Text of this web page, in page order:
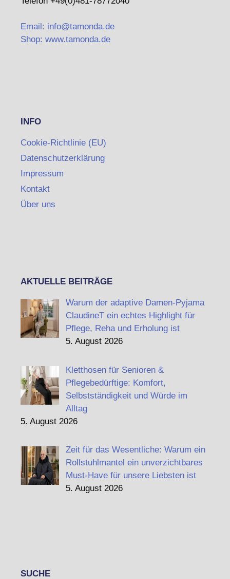
Email: info@tamonda.de
Shop: www.tamonda.de
INFO
Cookie-Richtlinie (EU)
Datenschutzerklärung
Impressum
Kontakt
Über uns
AKTUELLE BEITRÄGE
Warum der adaptive Damen-Pyjama
ClaudineT ein echtes Highlight für
Pflege, Reha und Erholung ist
5. August 2026
Kletthosen für Senioren &
Pflegebedürftige: Komfort,
Selbstständigkeit und Würde im
Alltag
5. August 2026
Zeit für das Wesentliche: Warum ein
Rollstuhlmantel ein unverzichtbares
Must-Have für unsere Liebsten ist
5. August 2026
SUCHE